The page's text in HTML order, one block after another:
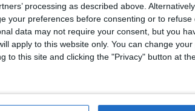
processing as described above.
your preferences before consenting or to refuse
data may not require your consent, but you
apply to this website only. You can change
to this site and clicking the "Privacy" button at
Ranglijst op competities
FIFA World Cup 2026
11 (25,58%)
FIFA U20 World Cup
7 (16,28%)
Afrika Cup
7 (16,28%)
Bekijk volledige ranglijst